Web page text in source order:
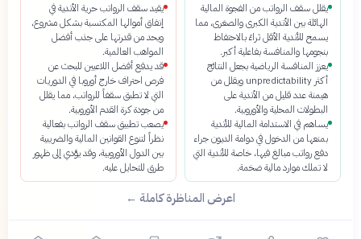
يقلل سقف الرواتب من الفجوة المالية
الهائلة بين الأندية الكبرى والصغرى، مما
يسمح للأندية الأقل ثراءً بالاحتفاظ
بنجومها والمنافسة بفاعلية أكبر.
يعزز المنافسة الرياضية بجعل النتائج
أكثر unpredictability ويقلل من
هيمنة عدد قليل من الأندية على
البطولات المحلية والأوروبية.
يساهم في الاستدامة المالية للأندية
بمنعها من الدخول في دوامة الديون جراء
دفع رواتب مبالغ فيها، خاصة للأندية التي
لا تملك موارد مالية ضخمة.
يقيد سقف الرواتب حرية الأندية في
إنفاق أموالها المكتسبة بشكل مشروع،
ويحد من قدرتها على جذب أفضل
المواهب العالمية.
قد يدفع أفضل اللاعبين للبحث عن
فرص احتراف خارج أوروبا في الدوريات
التي لا تطبق سقفاً للرواتب، مما يقلل
من جودة كرة القدم الأوروبية.
يصعب تطبيق سقف الرواتب بفعالية
نظراً لتنوع القوانين المالية والضريبية
بين الدول الأوروبية، وقد يؤدي إلى ظهور
طرق للتحايل عليه.
اعرض المناظرة كاملة ←